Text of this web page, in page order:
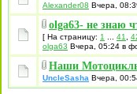
Alexander08 Вчера,
olga63- не знаю
[ На страницу: 1 41
olga63 Вчера, 05:24 в
Наши
UncleSasha Вчера,